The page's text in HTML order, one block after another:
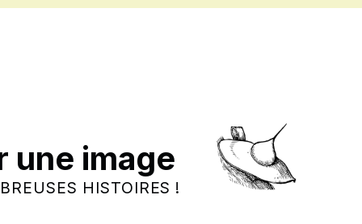
une image
HISTOIRES !